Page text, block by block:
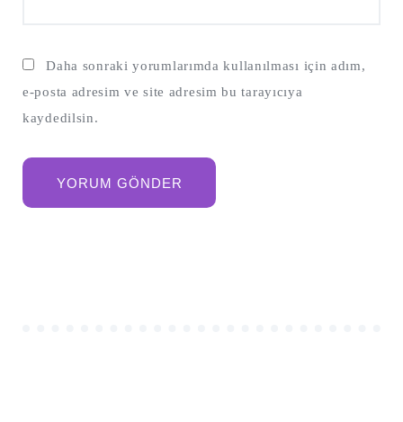
Daha sonraki yorumlarımda kullanılması için adım,
e-posta adresim ve site adresim bu tarayıcıya
kaydedilsin.